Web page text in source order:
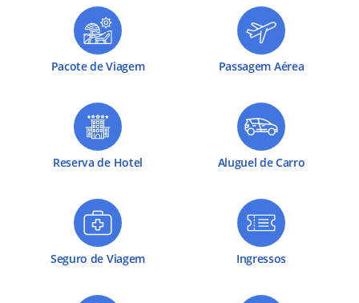
Pacote de Viagem Passagem Aérea
Reserva de Hotel Aluguel de Carro
Seguro de Viagem Ingressos